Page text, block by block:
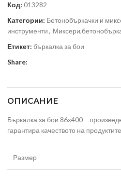
Код: 013282
Категории: Бетонобъркачки и
инструменти,
Етикет: бъркалка за бои
Share:
ОПИСАНИЕ
Бъркалка за бои 86х400 –
гарантира качеството на
Размер